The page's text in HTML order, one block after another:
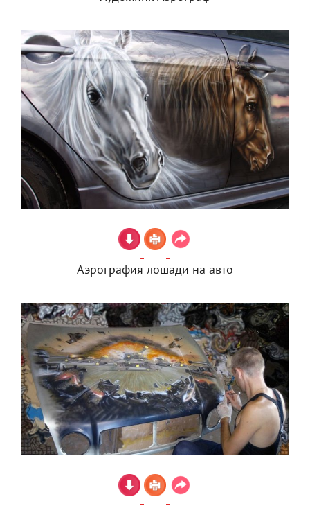
Аэрография лошади на авто